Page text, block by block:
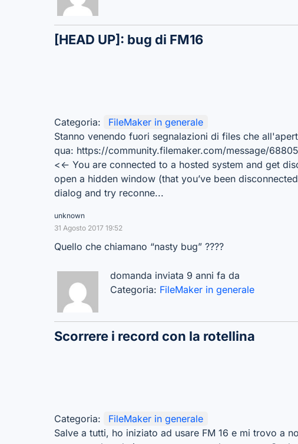
[HEAD UP]: bug di FM16
Categoria:
FileMaker in generale
Stanno venendo fuori segnalazioni di files che
qua: https://community.filemaker.com/message/
<<- You are connected to a hosted system and get
open a hidden window (that you’ve been
dialog and try reconne...
unknown
31 Agosto 2017 19:52
Quello che chiamano “nasty bug” ????
domanda inviata 9 anni fa da
Categoria: FileMaker in generale
Scorrere i record con la rotellina
Categoria:
FileMaker in generale
Salve a tutti, ho iniziato ad usare FM 16 e mi trovo a